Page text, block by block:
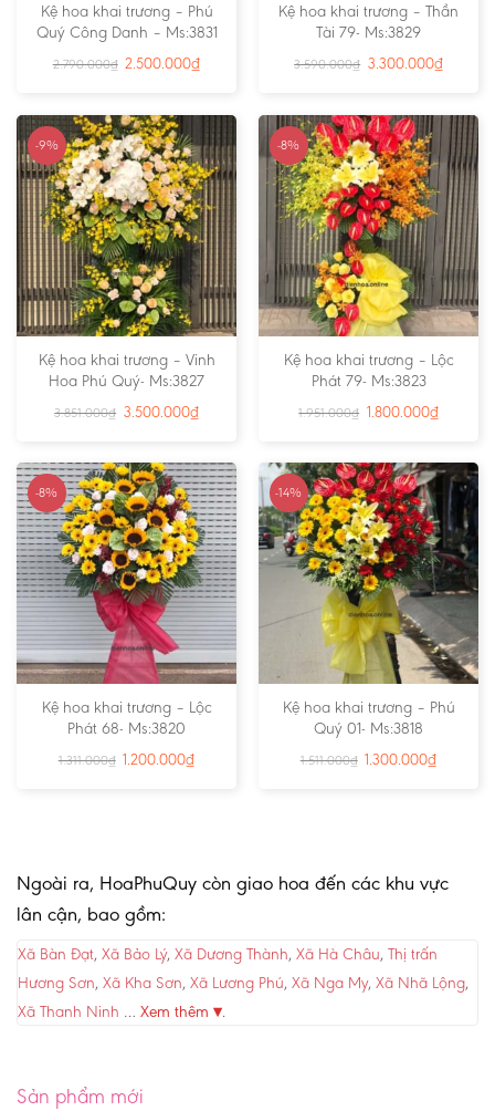
Kệ hoa khai trương – Phú
Quý Công Danh – Ms:3831
2.790.000₫ 2.500.000₫
Kệ hoa khai trương – Thần
Tài 79- Ms:3829
3.590.000₫ 3.300.000₫
-9%
Kệ hoa khai trương – Vinh
Hoa Phú Quý- Ms:3827
3.851.000₫ 3.500.000₫
-8%
Kệ hoa khai trương – Lộc
Phát 79- Ms:3823
1.951.000₫ 1.800.000₫
-8%
Kệ hoa khai trương – Lộc
Phát 68- Ms:3820
1.311.000₫ 1.200.000₫
-14%
Kệ hoa khai trương – Phú
Quý 01- Ms:3818
1.511.000₫ 1.300.000₫
Ngoài ra, HoaPhuQuy còn giao hoa đến các khu vực
lân cận, bao gồm:
Xã Bàn Đạt, Xã Bảo Lý, Xã Dương Thành, Xã Hà Châu, Thị trấn
Hương Sơn, Xã Kha Sơn, Xã Lương Phú, Xã Nga My, Xã Nhã Lộng,
Xã Thanh Ninh … Xem thêm ▾.
Sản phẩm mới